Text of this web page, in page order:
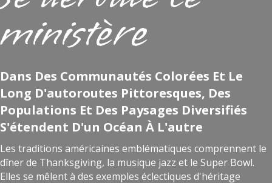
ministère
Dans Des Communautés Colorées Et Le
Long D'autoroutes Pittoresques, Des
Populations Et Des Paysages Diversifiés
S'étendent D'un Océan À L'autre
Les traditions américaines emblématiques comprennent le
dîner de Thanksgiving, la musique jazz et le Super Bowl.
Elles se mêlent à des exemples éclectiques d'héritage